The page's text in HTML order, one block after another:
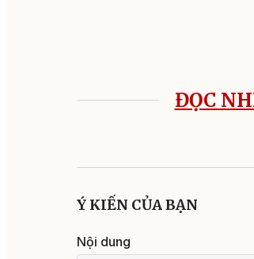
ĐỌC
Ý KIẾN CỦA BẠN
Nội dung